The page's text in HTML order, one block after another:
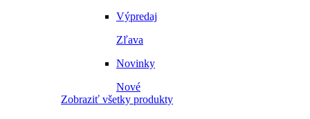
Výpredaj
Zľava
Novinky
Nové
Zobraziť všetky produkty